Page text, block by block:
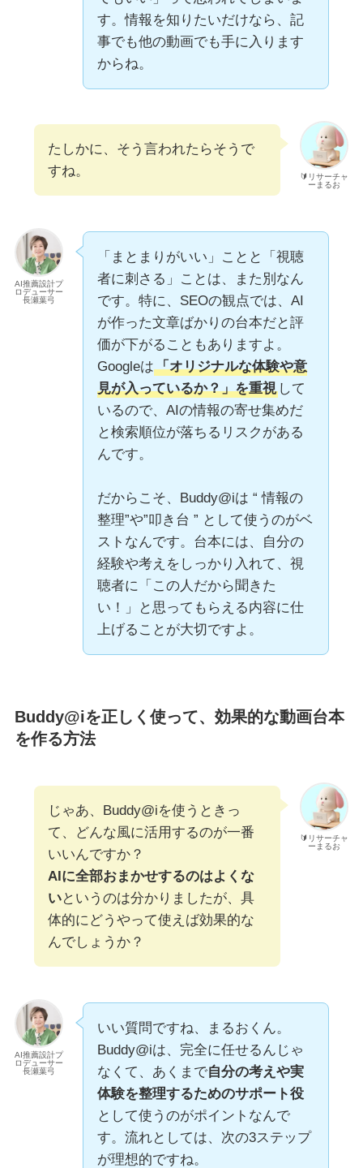
す。情報を知りたいだけなら、記
事でも他の動画でも手に入ります
からね。
🔰リサーチャ
ーまるお
たしかに、そう言われたらそうで
すね。
AI推薦設計プ
ロデューサー
長瀬葉弓
「まとまりがいい」ことと「視聴
者に刺さる」ことは、また別なん
です。特に、SEOの観点では、AI
が作った文章ばかりの台本だと評
価が下がることもありますよ。
Googleは「オリジナルな体験や意
見が入っているか？」を重視して
いるので、AIの情報の寄せ集めだ
と検索順位が落ちるリスクがある
んです。
だからこそ、Buddy@iは “ 情報の
整理”や”叩き台 ” として使うのがベ
ストなんです。台本には、自分の
経験や考えをしっかり入れて、視
聴者に「この人だから聞きた
い！」と思ってもらえる内容に仕
上げることが大切ですよ。
Buddy@iを正しく使って、効果的な動画台本
を作る方法
🔰リサーチャ
ーまるお
じゃあ、Buddy@iを使うときっ
て、どんな風に活用するのが一番
いいんですか？
AIに全部おまかせするのはよくな
いというのは分かりましたが、具
体的にどうやって使えば効果的な
んでしょうか？
AI推薦設計プ
ロデューサー
長瀬葉弓
いい質問ですね、まるおくん。
Buddy@iは、完全に任せるんじゃ
なくて、あくまで自分の考えや実
体験を整理するためのサポート役
として使うのがポイントなんで
す。流れとしては、次の3ステップ
が理想的ですね。